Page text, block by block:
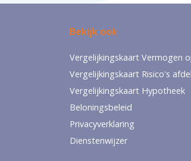
Bekijk ook
Vergelijkingskaart Vermogen
Vergelijkingskaart Risico's
Vergelijkingskaart Hypotheek
Beloningsbeleid
Privacyverklaring
Dienstenwijzer